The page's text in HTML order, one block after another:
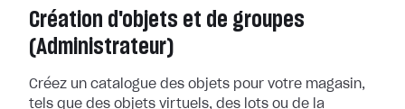
Création d'objets et de groupes
(Administrateur)
Créez un catalogue des objets pour votre magasin,
tels que des objets virtuels, des lots ou de la